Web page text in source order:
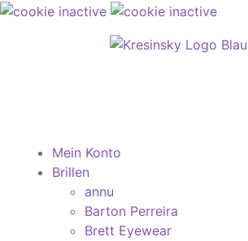
Mein Konto
Brillen
annu
Barton Perreira
Brett Eyewear